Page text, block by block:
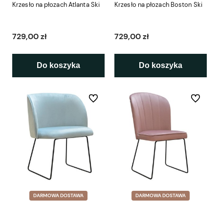
Krzesło na płozach Atlanta Ski
729,00 zł
Do koszyka
Krzesło na płozach Boston Ski
729,00 zł
Do koszyka
DARMOWA DOSTAWA
Do ulubionych
DARMOWA DOSTAWA
Do